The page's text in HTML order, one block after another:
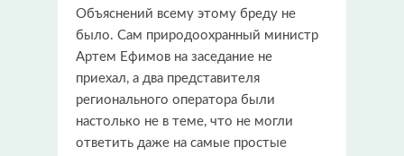
Объяснений всему этому бреду не
было. Сам природоохранный министр
Артем Ефимов на заседание не
приехал, а два представителя
регионального оператора были
настолько не в теме, что не могли
ответить даже на самые простые